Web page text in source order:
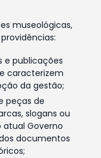
museológicas,
e publicações
caracterizem
da gestão;
peças de
slogans ou
Governo
documentos